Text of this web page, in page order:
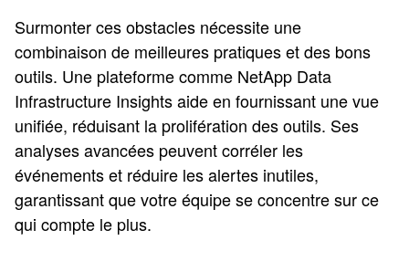
Surmonter ces obstacles nécessite une
combinaison de meilleures pratiques et des bons
outils. Une plateforme comme NetApp Data
Infrastructure Insights aide en fournissant une vue
unifiée, réduisant la prolifération des outils. Ses
analyses avancées peuvent corréler les
événements et réduire les alertes inutiles,
garantissant que votre équipe se concentre sur ce
qui compte le plus.